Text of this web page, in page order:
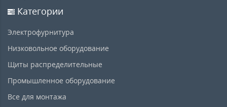
Категории
Электрофурнитура
Низковольное оборудование
Щиты распределительные
Промышленное оборудование
Все для монтажа